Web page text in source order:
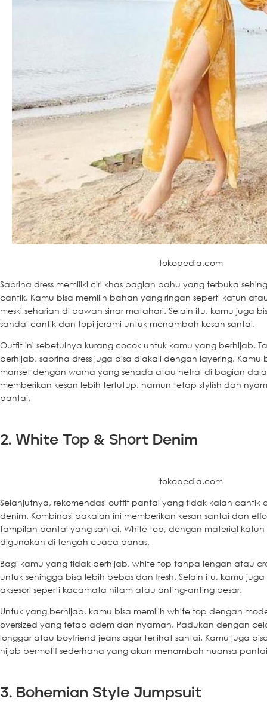
tokopedia.com
Sabrina dress memiliki ciri khas bagian bahu yang terbuka
cantik. Kamu bisa memilih bahan yang ringan seperti katun
meski seharian di bawah sinar matahari. Selain itu, kamu juga
sandal cantik dan topi jerami untuk menambah kesan santai.
Outfit ini sebetulnya kurang cocok untuk kamu yang berhijab.
berhijab, sabrina dress juga bisa diakali dengan layering. Kamu
manset dengan warna yang senada atau netral di bagian
memberikan kesan lebih tertutup, namun tetap stylish dan
pantai.
2. White Top & Short Denim
tokopedia.com
Selanjutnya, rekomendasi outfit pantai yang tidak kalah cantik
denim. Kombinasi pakaian ini memberikan kesan santai dan
tampilan pantai yang santai. White top, dengan material
digunakan di tengah cuaca panas.
Bagi kamu yang tidak berhijab, white top tanpa lengan atau
untuk sehingga bisa lebih bebas dan fresh. Selain itu, kamu
aksesori seperti kacamata hitam atau anting-anting besar.
Untuk yang berhijab, kamu bisa memilih white top dengan
oversized yang tetap adem dan nyaman. Padukan dengan
longgar atau boyfriend jeans agar terlihat santai. Kamu juga
hijab bermotif sederhana yang akan menambah nuansa
3. Bohemian Style Jumpsuit